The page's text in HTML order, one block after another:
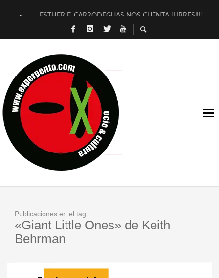
ESTHER F. CARRODEGUAS NOS CUENTA [LIBRES!!!]
[TERRA DE GUAPES] DE SANDRA MONFORT
TIMBRE 4, LA ESCUELA DEL DIRECTOR TEATRAL CLAUDIO
30 AÑOS (NO ES NADA) DE LA KATARSIS DEL TOMATAZO
MILITARES JUDÍAS EN #EXVITA
D’BALDOMEROS REINVENTAN [BITÁCORA 3.0] EN EXVITA
MARSHALL FLASH PRESENTA EN EXVITA [RELATIVA
JOFRE BARDAGÍ EN EXVITA INTERPRETANDO A SERRAT
Publicaciones en el tag
«Giant Little Ones» de Keith
Behrman